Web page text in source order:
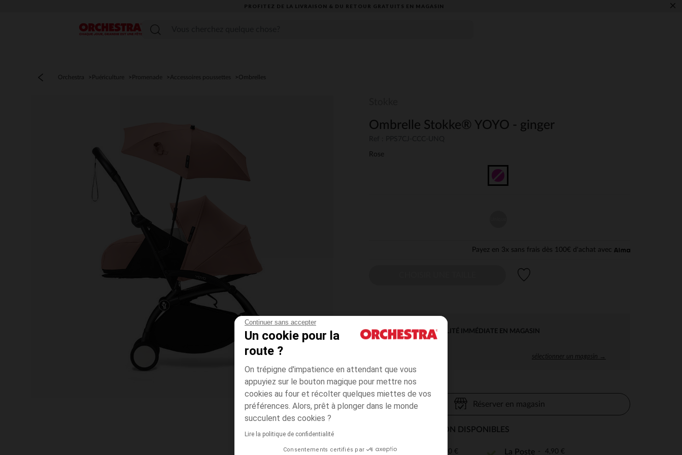
Continuer sans accepter
Un cookie pour la
route ?
On trépigne d'impatience en attendant que vous
appuyiez sur le bouton magique pour mettre nos
cookies au four et récolter quelques miettes de vos
préférences. Alors, prêt à plonger dans le monde
succulent des cookies ?
Lire la politique de confidentialité
Consentements certifiés par
PROFITEZ DE LA LIVRAISON & DU RETOUR GRATUITS EN MAGASIN​ ×
Menu
Orchestra Puériculture Promenade Accessoires poussettes Ombrelles
Ombrelle Stokke® YOYO - ginger
Rose
Payez en 3x sans frais dès 100€ d'achat avec
DISPONIBILITÉ IMMÉDIATE EN MAGASIN
sélectionner un magasin →
Réserver en magasin
MODES DE LIVRAISON DISPONIBLES
Point Relais 4,90 € La Poste 4,90 €